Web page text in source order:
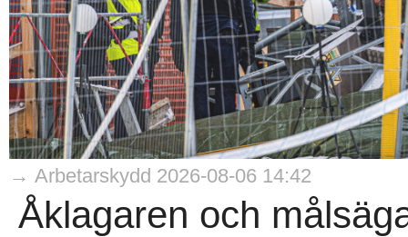
→ Arbetarskydd 2026-08-06 14:42
Åklagaren och